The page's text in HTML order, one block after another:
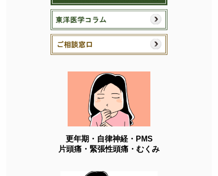
更年期・自律神経・PMS
片頭痛・緊張性頭痛・むくみ